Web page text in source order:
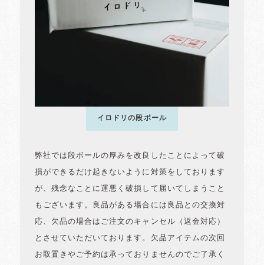
イロドリの段ボール
弊社では段ボールの厚みを改良したことによって破
損ができるだけ起きないように対策をしております
が、残念なことに運悪く破損して届いてしまうこと
もございます。良品がある場合には良品との交換対
応、欠品の場合はご注文のキャンセル（返金対応）
とさせていただいております。欠品アイテムの次回
お取置きやご予約は承っておりませんのでご了承く